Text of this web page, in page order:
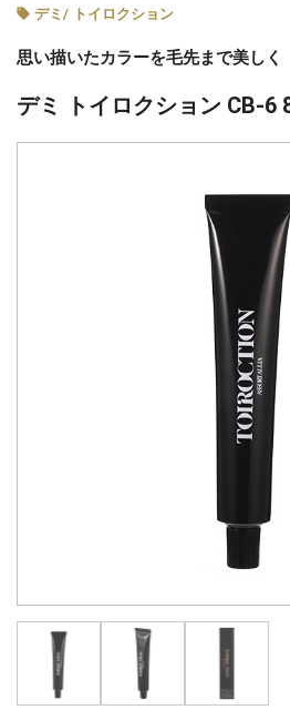
デミ / トイロクション
思い描いたカラーを毛先まで美しく
デミ トイロクション CB-6